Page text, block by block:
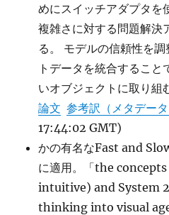
めにスイッチアダプタを
複雑さに対する問題解決
る。 モデルの信頼性を
トデータを統合するこ
いオブジェクトに取り組
論文 参考訳（メタデータ
17:44:02 GMT)
かの有名なFast and
に適用。「the
intuitive) and System
thinking into visual